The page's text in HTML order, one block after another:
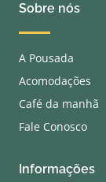
Sobre nós
A Pousada
Acomodações
Café da manhã
Fale Conosco
Informações